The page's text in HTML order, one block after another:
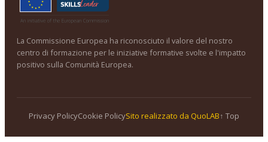
La Commissione Europea ha riconosciuto il valore del nostro
centro di formazione per le iniziative formative svolte e l'impatto
positivo sulla Comunità Europea.
Privacy PolicyCookie PolicySito realizzato da QuoLAB↑ Top